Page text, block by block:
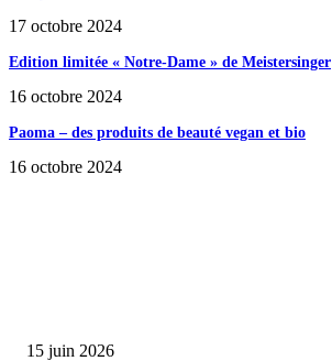
17 octobre 2024
Edition limitée « Notre-Dame » de Meistersinger
16 octobre 2024
Paoma – des produits de beauté vegan et bio
16 octobre 2024
15 juin 2026